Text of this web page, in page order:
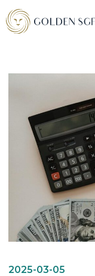
2025-03-05